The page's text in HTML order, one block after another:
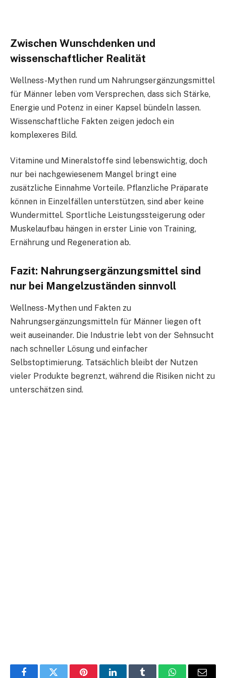
Zwischen Wunschdenken und
wissenschaftlicher Realität
Wellness-Mythen rund um Nahrungsergänzungsmittel
für Männer leben vom Versprechen, dass sich Stärke,
Energie und Potenz in einer Kapsel bündeln lassen.
Wissenschaftliche Fakten zeigen jedoch ein
komplexeres Bild.
Vitamine und Mineralstoffe sind lebenswichtig, doch
nur bei nachgewiesenem Mangel bringt eine
zusätzliche Einnahme Vorteile. Pflanzliche Präparate
können in Einzelfällen unterstützen, sind aber keine
Wundermittel. Sportliche Leistungssteigerung oder
Muskelaufbau hängen in erster Linie von Training,
Ernährung und Regeneration ab.
Fazit: Nahrungsergänzungsmittel sind
nur bei Mangelzuständen sinnvoll
Wellness-Mythen und Fakten zu
Nahrungsergänzungsmitteln für Männer liegen oft
weit auseinander. Die Industrie lebt von der Sehnsucht
nach schneller Lösung und einfacher
Selbstoptimierung. Tatsächlich bleibt der Nutzen
vieler Produkte begrenzt, während die Risiken nicht zu
unterschätzen sind.